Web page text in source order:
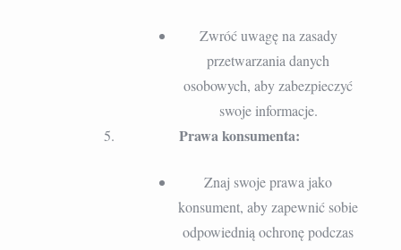
Zwróć uwagę na zasady
przetwarzania danych
osobowych, aby zabezpieczyć
swoje informacje.
Prawa konsumenta:
Znaj swoje prawa jako
konsument, aby zapewnić sobie
odpowiednią ochronę podczas